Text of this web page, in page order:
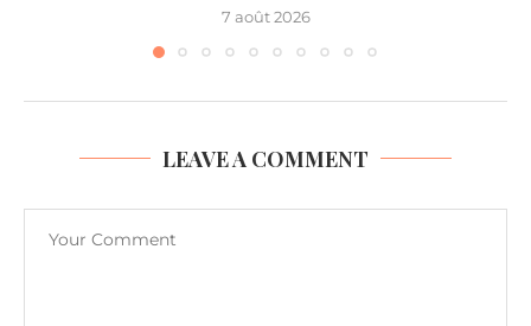
7 août 2026
LEAVE A COMMENT